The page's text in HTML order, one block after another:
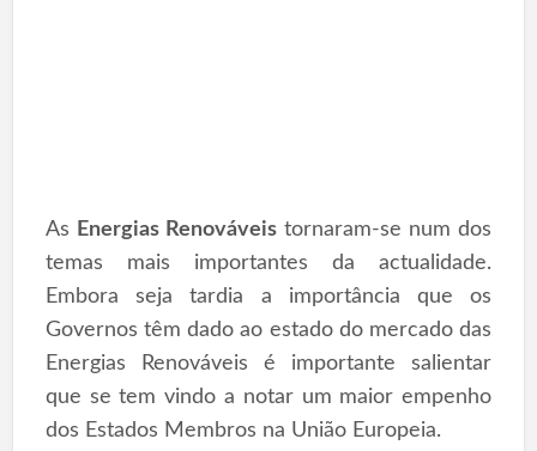
As Energias Renováveistornaram-se num dos
temas mais importantes da actualidade.
Embora seja tardia a importância que os
Governos têm dado ao estado do mercado das
Energias Renováveis é importante salientar
que se tem vindo a notar um maior empenho
dos Estados Membros na União Europeia.